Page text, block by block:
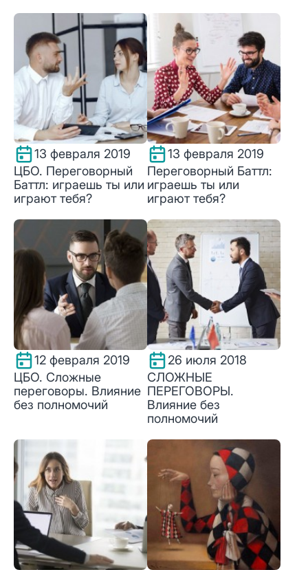
13 февраля 2019
ЦБО. Переговорный
Баттл: играешь ты или
играют тебя?
13 февраля 2019
Переговорный Баттл:
играешь ты или
играют тебя?
12 февраля 2019
ЦБО. Сложные
переговоры. Влияние
без полномочий
26 июля 2018
СЛОЖНЫЕ
ПЕРЕГОВОРЫ.
Влияние без
полномочий